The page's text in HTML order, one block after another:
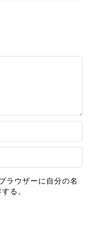
ラウザーに自分の名
る。